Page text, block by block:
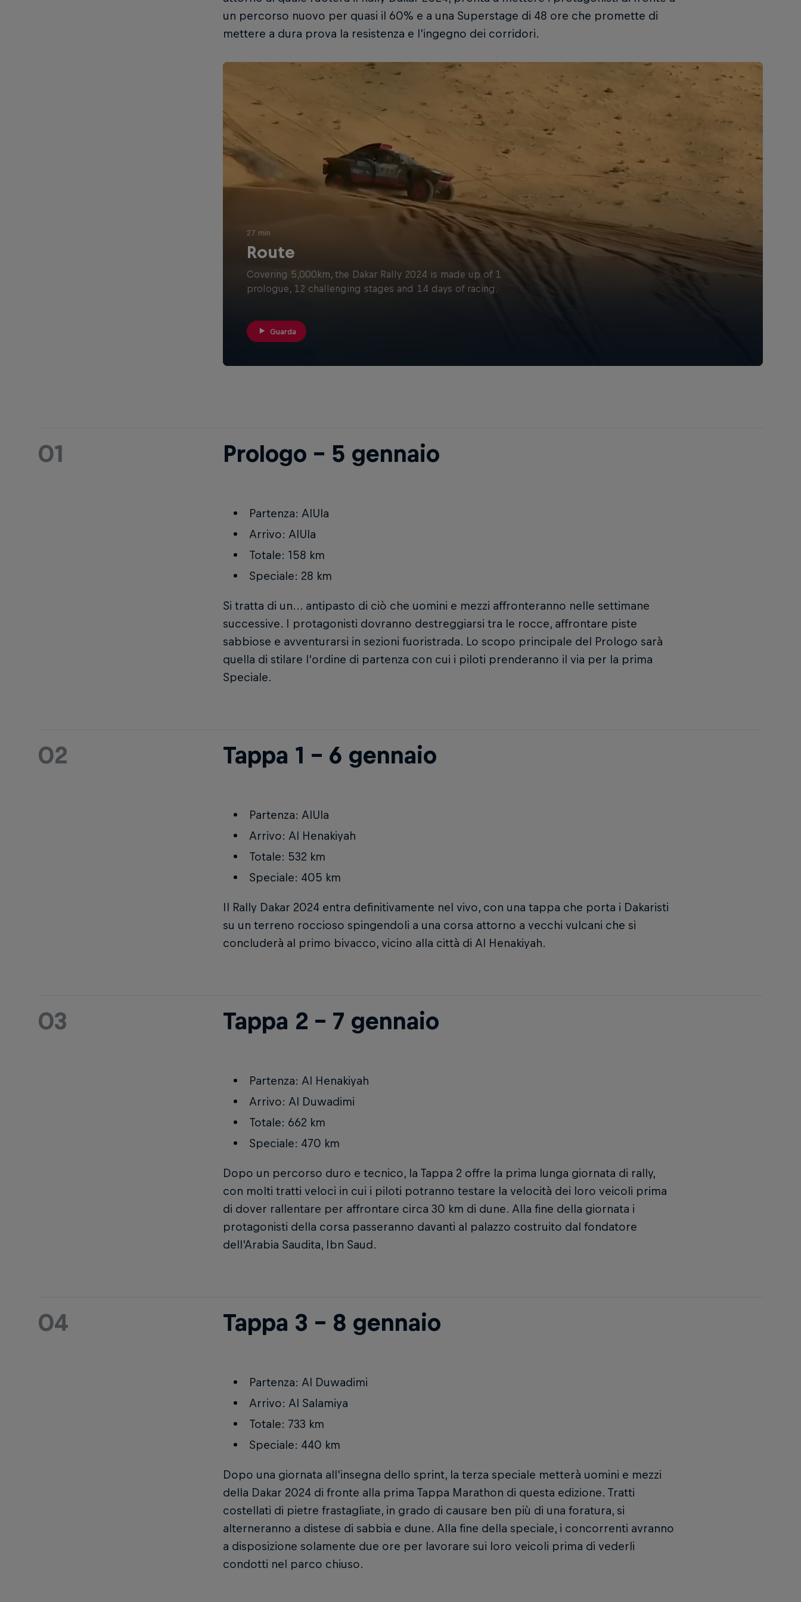
un percorso nuovo per quasi il 60% e a una Superstage di 48 ore che promette di
mettere a dura prova la resistenza e l'ingegno dei corridori.
27 min
Route
Covering 5,000km, the Dakar Rally 2024 is made up of 1
prologue, 12 challenging stages and 14 days of racing.
Guarda
01 Prologo - 5 gennaio
Partenza: AlUla
Arrivo: AlUla
Totale: 158 km
Speciale: 28 km
Si tratta di un... antipasto di ciò che uomini e mezzi affronteranno nelle settimane
successive. I protagonisti dovranno destreggiarsi tra le rocce, affrontare piste
sabbiose e avventurarsi in sezioni fuoristrada. Lo scopo principale del Prologo sarà
quella di stilare l'ordine di partenza con cui i piloti prenderanno il via per la prima
Speciale.
02 Tappa 1 - 6 gennaio
Partenza: AlUla
Arrivo: Al Henakiyah
Totale: 532 km
Speciale: 405 km
Il Rally Dakar 2024 entra definitivamente nel vivo, con una tappa che porta i Dakaristi
su un terreno roccioso spingendoli a una corsa attorno a vecchi vulcani che si
concluderà al primo bivacco, vicino alla città di Al Henakiyah.
03 Tappa 2 - 7 gennaio
Partenza: Al Henakiyah
Arrivo: Al Duwadimi
Totale: 662 km
Speciale: 470 km
Dopo un percorso duro e tecnico, la Tappa 2 offre la prima lunga giornata di rally,
con molti tratti veloci in cui i piloti potranno testare la velocità dei loro veicoli prima
di dover rallentare per affrontare circa 30 km di dune. Alla fine della giornata i
protagonisti della corsa passeranno davanti al palazzo costruito dal fondatore
dell'Arabia Saudita, Ibn Saud.
04 Tappa 3 - 8 gennaio
Partenza: Al Duwadimi
Arrivo: Al Salamiya
Totale: 733 km
Speciale: 440 km
Dopo una giornata all'insegna dello sprint, la terza speciale metterà uomini e mezzi
della Dakar 2024 di fronte alla prima Tappa Marathon di questa edizione. Tratti
costellati di pietre frastagliate, in grado di causare ben più di una foratura, si
alterneranno a distese di sabbia e dune. Alla fine della speciale, i concorrenti avranno
a disposizione solamente due ore per lavorare sui loro veicoli prima di vederli
condotti nel parco chiuso.